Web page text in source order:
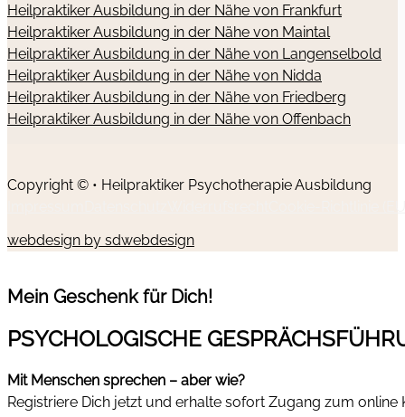
Heilpraktiker Ausbildung in der Nähe von Frankfurt
Heilpraktiker Ausbildung in der Nähe von Maintal
Heilpraktiker Ausbildung in der Nähe von Langenselbold
Heilpraktiker Ausbildung in der Nähe von Nidda
Heilpraktiker Ausbildung in der Nähe von Friedberg
Heilpraktiker Ausbildung in der Nähe von Offenbach
Copyright © • Heilpraktiker Psychotherapie Ausbildung
webdesign by sdwebdesign
Mein Geschenk für Dich!
PSYCHOLOGISCHE
Mit Menschen sprechen – aber wie?
Registriere Dich jetzt und erhalte sofort Zugang zum online